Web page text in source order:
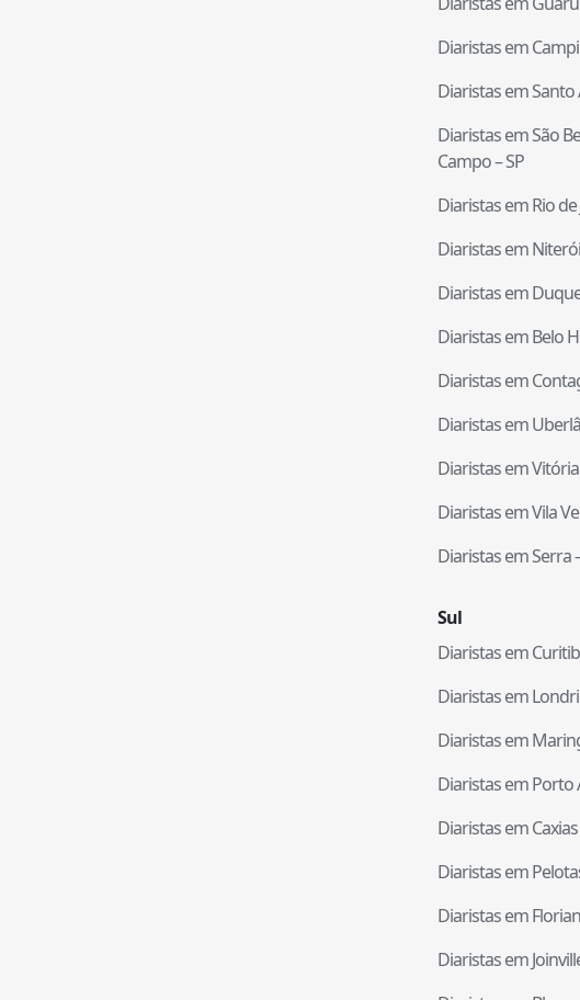
Diaristas em
Diaristas emSanto
Diaristas emSão
Campo–SP
Diaristas emRio
Diaristas emNiterói
Diaristas em
Diaristas emBelo
Diaristas em
Diaristas em
Diaristas emVitória
Diaristas emVila
Diaristas emSerra
Sul
Diaristas em
Diaristas em
Diaristas em
Diaristas emPorto
Diaristas em
Diaristas em
Diaristas em
Diaristas em